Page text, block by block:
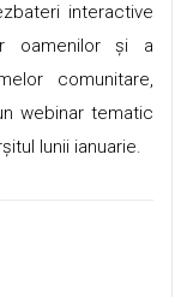
interactive
oamenilor și a
comunitare,
webinar tematic
lunii ianuarie.